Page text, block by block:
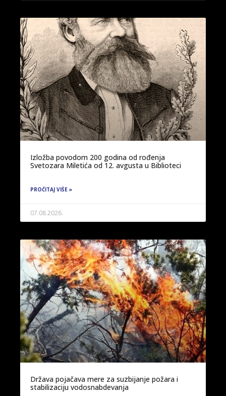
Izložba povodom 200 godina od rođenja
Svetozara Miletića od 12. avgusta u Biblioteci
PROČITAJ VIŠE »
07.08.2026.
Država pojačava mere za suzbijanje požara i
stabilizaciju vodosnabdevanja